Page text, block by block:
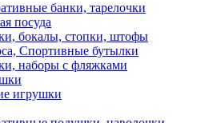
банки, тарелочки
посуда
бокалы, стопки, штофы
Спортивные бутылки
наборы с фляжками
игрушки